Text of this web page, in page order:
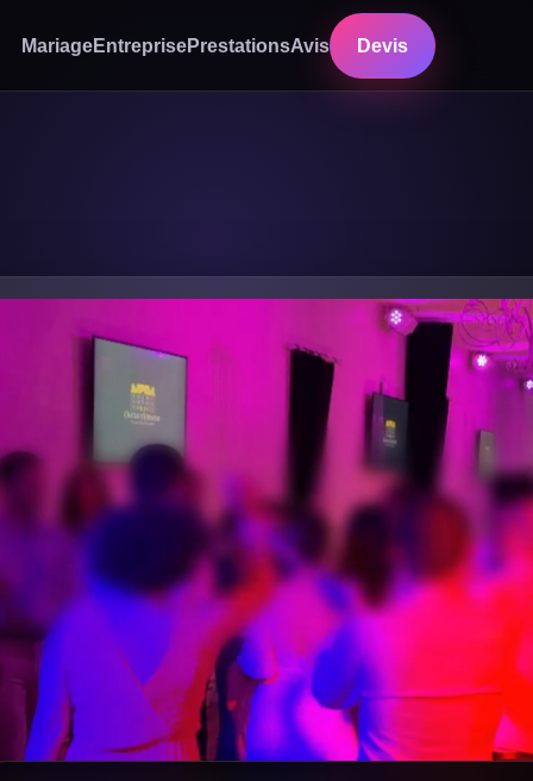
MariageEntreprisePrestationsAvis Devis